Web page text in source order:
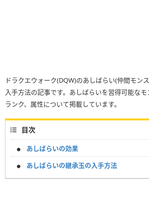
ドラクエウォーク(DQW)のあしばらい(仲間モン
入手方法の記事です。あしばらいを習得可能な
ランク、属性について掲載しています。
目次
あしばらいの効果
あしばらいの継承玉の入手方法